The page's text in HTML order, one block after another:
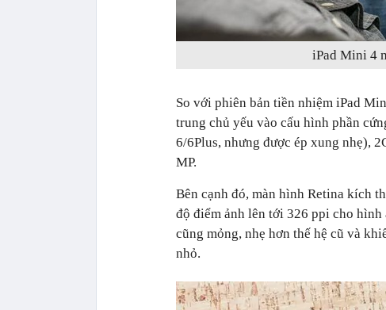
iPad Mini 4
So với phiên bản tiền nhiệm iPad
trung chủ yếu vào cấu hình phần
6/6Plus, nhưng được ép xung nhẹ),
MP.
Bên cạnh đó, màn hình Retina kích
độ điểm ảnh lên tới 326 ppi cho
cũng mỏng, nhẹ hơn thế hệ cũ và
nhỏ.